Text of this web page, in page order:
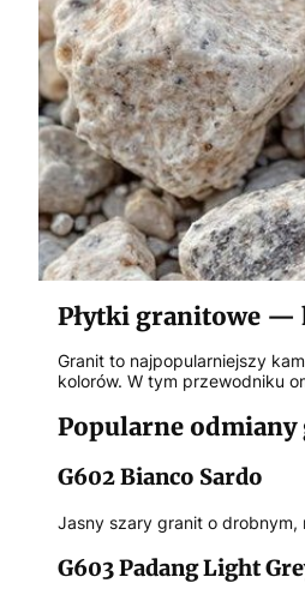
Płytki granitowe —
Granit to najpopularniejszy
kolorów. W tym przewodniku
Popularne
G602 Bianco Sardo
Jasny szary granit o
G603 Padang Light